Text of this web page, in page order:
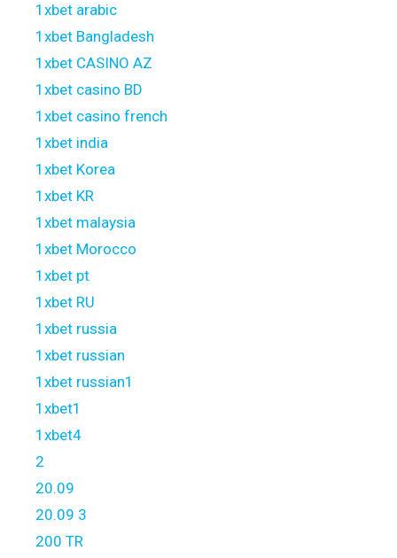
1xbet arabic
1xbet Bangladesh
1xbet CASINO AZ
1xbet casino BD
1xbet casino french
1xbet india
1xbet Korea
1xbet KR
1xbet malaysia
1xbet Morocco
1xbet pt
1xbet RU
1xbet russia
1xbet russian
1xbet russian1
1xbet1
1xbet4
2
20.09
20.09 3
200 TR